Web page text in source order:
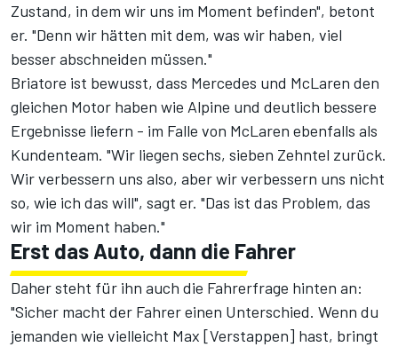
Zustand, in dem wir uns im Moment befinden", betont
er. "Denn wir hätten mit dem, was wir haben, viel
besser abschneiden müssen."
Briatore ist bewusst, dass Mercedes und McLaren den
gleichen Motor haben wie Alpine und deutlich bessere
Ergebnisse liefern - im Falle von McLaren ebenfalls als
Kundenteam. "Wir liegen sechs, sieben Zehntel zurück.
Wir verbessern uns also, aber wir verbessern uns nicht
so, wie ich das will", sagt er. "Das ist das Problem, das
wir im Moment haben."
Erst das Auto, dann die Fahrer
Daher steht für ihn auch die Fahrerfrage hinten an:
"Sicher macht der Fahrer einen Unterschied. Wenn du
jemanden wie vielleicht Max [Verstappen] hast, bringt